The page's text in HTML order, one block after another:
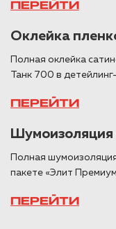
ПЕРЕЙТИ
Оклейка
Полная оклейка
Танк 700 в
ПЕРЕЙТИ
Шумоизоляция
Полная
пакете «Элит
ПЕРЕЙТИ